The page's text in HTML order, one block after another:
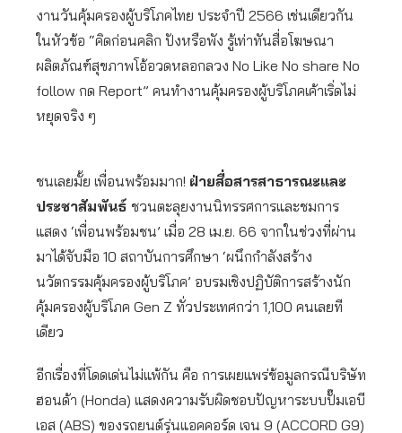
งานวันคุ้มครองผู้บริโภคไทย ประจำปี 2566 เช่นเดียวกัน
ในหัวข้อ “คิดก่อนคลิก ปังหรือพัง รู้เท่าทันสื่อโฆษณา
ผลิตภัณฑ์สุขภาพโอ้อวดหลอกลวง No Like No share No
follow กด Report” คนทำงานคุ้มครองผู้บริโภคเค้าเริ่ดไม่
หยุดจริง ๆ
ชนเลยมั้ย เพื่อนพร้อมมาก! ฝ่ายสื่อสารสาธารณะและ
ประชาสัมพันธ์ ชวนตะลุยงานนิทรรศการและชมการ
แสดง ‘เพื่อนพร้อมชน’ เมื่อ 28 เม.ย. 66 จากในช่วงที่ผ่าน
มาได้จับมือ 10 สถาบันการศึกษา ‘ผนึกกำลังสร้าง
นวัตกรรมคุ้มครองผู้บริโภค’ อบรมเชิงปฏิบัติการสร้างนัก
คุ้มครองผู้บริโภค Gen Z ทั่วประเทศกว่า 1,100 คนเลยที
เดียว
อีกเรื่องที่โดดเด่นไม่แพ้กัน คือ การเผยแพร่ข้อมูลกรณีบริษัท
ฮอนด้า (Honda) แสดงความรับผิดชอบปัญหาระบบปั๊มเอบี
เอส (ABS) ของรถยนต์รุ่นแอคคอร์ด เจน 9 (ACCORD G9)